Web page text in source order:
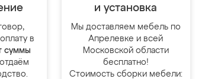
в
суммы
и установка
Мы доставляем мебель по
Апрелевке и всей
Московской области
бесплатно!
Стоимость сборки мебели: